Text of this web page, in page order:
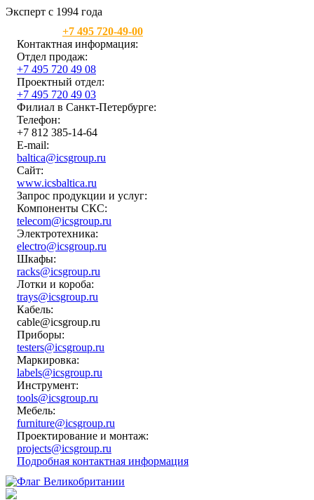
Эксперт с 1994 года
+7 495 720-49-00
Контактная информация:
Отдел продаж:
+7 495 720 49 08
Проектный отдел:
+7 495 720 49 03
Филиал в Санкт-Петербурге:
Телефон:
+7 812 385-14-64
E-mail:
baltica@icsgroup.ru
Сайт:
www.icsbaltica.ru
Запрос продукции и услуг:
Компоненты СКС:
telecom@icsgroup.ru
Электротехника:
electro@icsgroup.ru
Шкафы:
racks@icsgroup.ru
Лотки и короба:
trays@icsgroup.ru
Кабель:
cable@icsgroup.ru
Приборы:
testers@icsgroup.ru
Маркировка:
labels@icsgroup.ru
Инструмент:
tools@icsgroup.ru
Мебель:
furniture@icsgroup.ru
Проектирование и монтаж:
projects@icsgroup.ru
Подробная контактная информация